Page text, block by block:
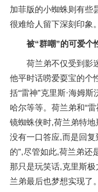
加菲版的小蜘蛛则有些
很难给人留下深刻印象。
被“群嘲”的可爱个
荷兰弟不仅受到影
他平时话唠爱耍宝的个
括“雷神”克里斯·海姆
哈尔等等。荷兰弟和“
镜蜘蛛侠时,荷兰弟特
没有一口答应,而是回
的”,尽管如此,荷兰弟还
那只是玩笑话,克里斯
兰弟最后也梦想实现了。